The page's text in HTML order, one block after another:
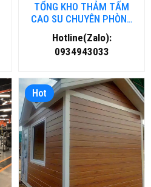
TỔNG KHO THẢM TẤM
CAO SU CHUYÊN PHÒNG
GYM- FITNESS TẠI HÀ NỘI
Hotline(Zalo):
0934943033
Hot